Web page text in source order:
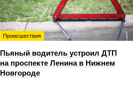
Происшествия
Пьяный водитель устроил ДТП
на проспекте Ленина в Нижнем
Новгороде